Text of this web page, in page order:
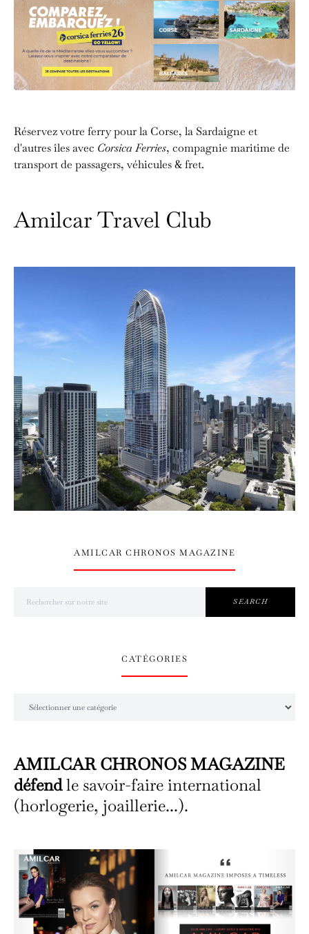
Réservez votre ferry pour la Corse, la Sardaigne et
d'autres îles avec Corsica Ferries, compagnie maritime de
transport de passagers, véhicules & fret.
Amilcar Travel Club
AMILCAR CHRONOS MAGAZINE
SEARCH
CATÉGORIES
AMILCAR CHRONOS MAGAZINE
défendle savoir-faire international
(horlogerie, joaillerie...).